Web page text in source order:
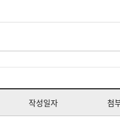
작성일자 첨